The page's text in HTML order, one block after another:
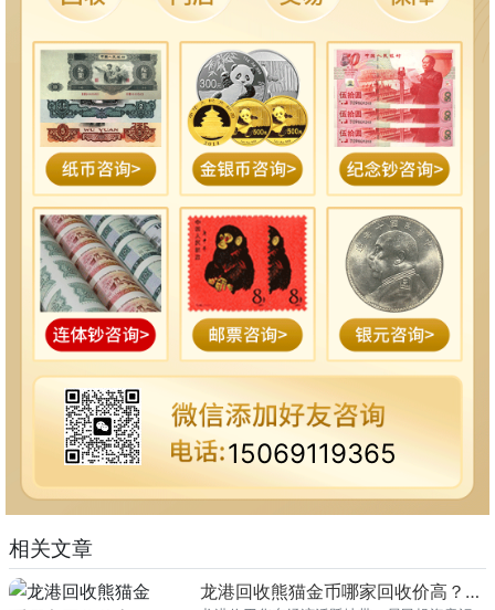
15069119365
相关文章
龙港回收熊猫金币哪家回收价高？本地榜单